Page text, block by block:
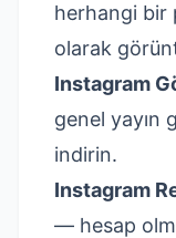
herhangi bir
olarak
Instagram
genel yayın
indirin.
Instagram
— hesap